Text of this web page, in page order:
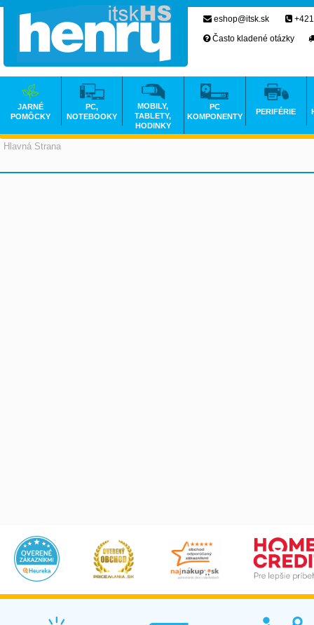
Hlavná Strana
eshop@itsk.sk
Často kladené otázky
JARNÉ
POMÔCKY
PC,
NOTEBOOKY
MOBILY,
TABLETY,
HODINKY
PC
KOMPONENTY
PERIFÉRIE